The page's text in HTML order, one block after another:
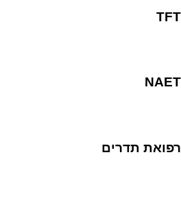
TFT
NAET
רפואת תדרים